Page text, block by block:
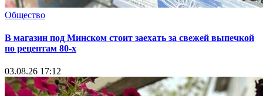
Общество
В магазин под Минском стоит заехать за свежей выпечкой
по рецептам 80-х
03.08.26 17:12